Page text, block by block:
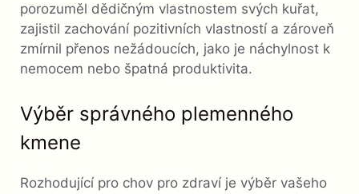
porozuměl dědičným vlastnostem svých kuřat,
zajistil zachování pozitivních vlastností a zároveň
zmírnil přenos nežádoucích, jako je náchylnost k
nemocem nebo špatná produktivita.
Výběr správného plemenného
kmene
Rozhodující pro chov pro zdraví je výběr vašeho